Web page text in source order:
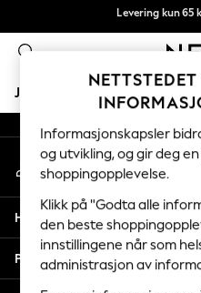
Levering kun 65
JENTER GUTTER BABY
GIRLS
New In
50 - 92cm
98 - 110cm
116 - 134cm
140 - 174cm
Trending: Top &
An error occurred on client
Våre
Min konto
Logg inn på kontoen din
Hjelp
Personvern & Juridisk
Informasjonskapsler
og utvikling, og gir deg
shoppingopplevelse.
Klikk på "Godta alle
den beste
innstillingene når som
administrasjon av